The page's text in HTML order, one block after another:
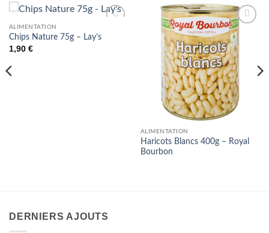
à la liste
ALIMENTATION
Chips Nature 75g – Lay’s
1,90 €
Ajouter
à la liste
de
souhaits
ALIMENTATION
Haricots Blancs 400g – Royal
Bourbon
DERNIERS AJOUTS